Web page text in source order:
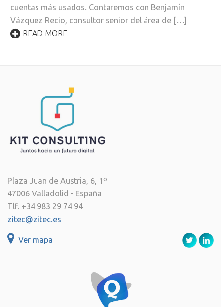
cuentas más usados. Contaremos con Benjamín
Vázquez Recio, consultor senior del área de […]
READ MORE
Plaza Juan de Austria, 6, 1º
47006 Valladolid - España
Tlf. +34 983 29 74 94
zitec@zitec.es
Ver mapa